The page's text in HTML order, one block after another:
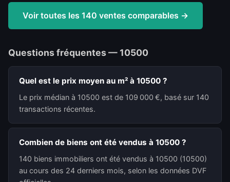
Voir toutes les 140 ventes comparables →
Questions fréquentes — 10500
Quel est le prix moyen au m² à 10500 ?
Le prix médian à 10500 est de 109 000 €, basé sur 140
transactions récentes.
Combien de biens ont été vendus à 10500 ?
140 biens immobiliers ont été vendus à 10500 (10500)
au cours des 24 derniers mois, selon les données DVF